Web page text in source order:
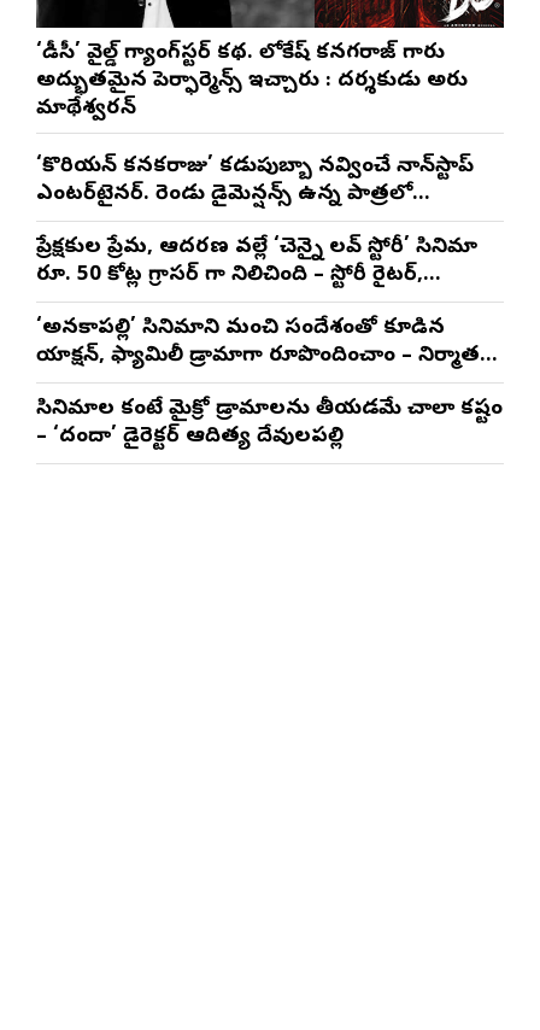
‘డీసీ’ వైల్డ్ గ్యాంగ్‌స్టర్ కథ. లోకేష్ కనగరాజ్ గారు
అద్భుతమైన పెర్ఫార్మెన్స్ ఇచ్చారు : దర్శకుడు అరుణ్
మాథేశ్వరన్
‘కొరియన్ కనకరాజు’ కడుపుబ్బా నవ్వించే నాన్‌స్టాప్
ఎంటర్‌టైనర్. రెండు డైమెన్షన్స్ ఉన్న పాత్రలో
నటించడం చాలా సంతృప్తినిచ్చింది : వరుణ్ తేజ్
ప్రేక్షకుల ప్రేమ, ఆదరణ వల్లే ‘చెన్నై లవ్ స్టోరీ’ సినిమా
రూ. 50 కోట్ల గ్రాసర్ గా నిలిచింది – స్టోరీ రైటర్,
ప్రొడ్యూసర్ సాయి రాజేష్
‘అనకాపల్లి’ సినిమాని మంచి సందేశంతో కూడిన
యాక్షన్, ఫ్యామిలీ డ్రామాగా రూపొందించాం – నిర్మాతలు
త్రినాథరావు నక్కిన, కాండ్రేగుల నాయుడు
సినిమాల కంటే మైక్రో డ్రామాలను తీయడమే చాలా కష్టం
– ‘దందా’ డైరెక్ట‌ర్ ఆదిత్య దేవులపల్లి